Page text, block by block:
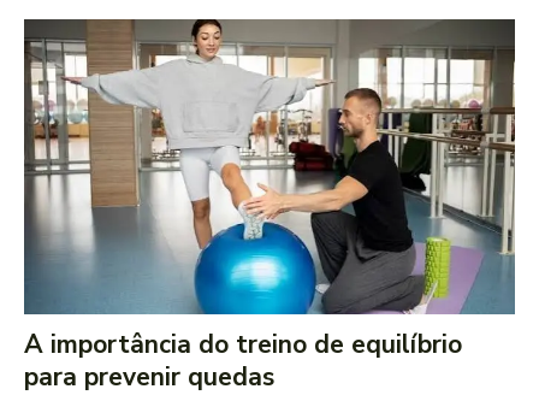
A importância do treino de equilíbrio
para prevenir quedas